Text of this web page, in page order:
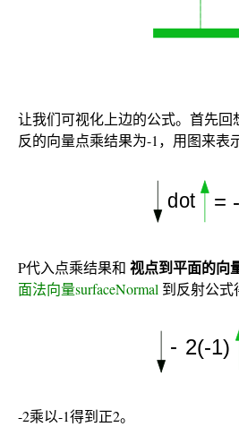
让我们可视化上边的公式。首先回
反的向量点乘结果为-1，用图来表
P代入点乘结果和 视点到平面的向
面法向量surfaceNormal 到反射公式
-2乘以-1得到正2。